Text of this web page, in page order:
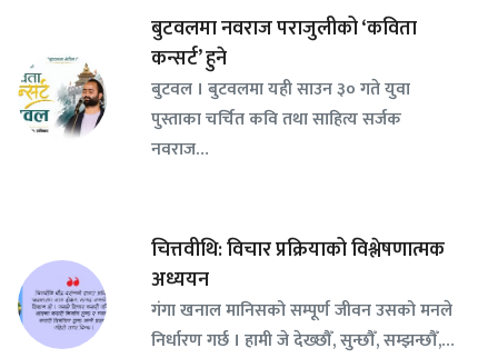
बुटवलमा नवराज पराजुलीको ‘कविता
कन्सर्ट’ हुने
बुटवल । बुटवलमा यही साउन ३० गते युवा
पुस्ताका चर्चित कवि तथा साहित्य सर्जक
नवराज…
चित्तवीथि: विचार प्रक्रियाको विश्लेषणात्मक
अध्ययन
गंगा खनाल मानिसको सम्पूर्ण जीवन उसको मनले
निर्धारण गर्छ । हामी जे देख्छौँ, सुन्छौँ, सम्झन्छौँ,…